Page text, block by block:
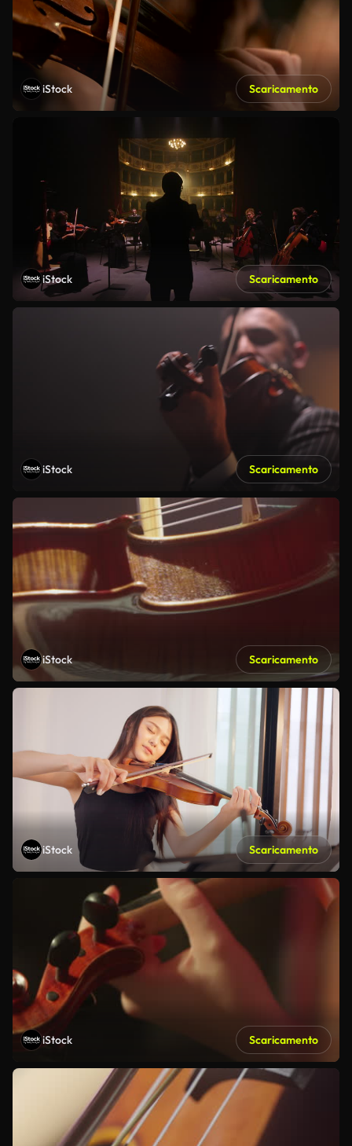
iStock Scaricamento
iStock Scaricamento
iStock Scaricamento
iStock Scaricamento
iStock Scaricamento
iStock Scaricamento